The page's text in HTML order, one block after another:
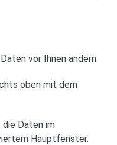
vor Ihnen ändern.
oben mit dem
Daten im
Hauptfenster.